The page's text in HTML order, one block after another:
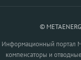
©
Информационный портал
компенсаторы и